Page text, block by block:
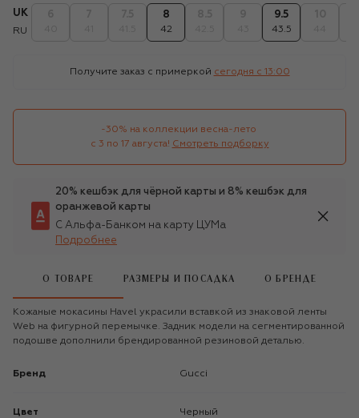
UK
RU
8
42
9.5
43.5
Получите заказ с примеркой сегодня c 13:00
-30% на коллекции весна-лето
с 3 по 17 августа! Смотреть подборку
20% кешбэк для чёрной карты и 8% кешбэк для
оранжевой карты
С Альфа-Банком на карту ЦУМа
Подробнее
О ТОВАРЕ РАЗМЕРЫ И ПОСАДКА О БРЕНДЕ
Кожаные мокасины Havel украсили вставкой из знаковой ленты
Web на фигурной перемычке. Задник модели на сегментированной
подошве дополнили брендированной резиновой деталью.
Бренд Gucci
Цвет Черный